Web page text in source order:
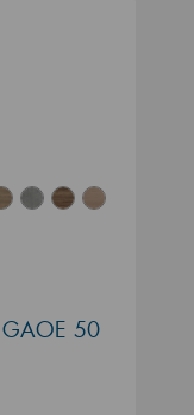
GAOE 50